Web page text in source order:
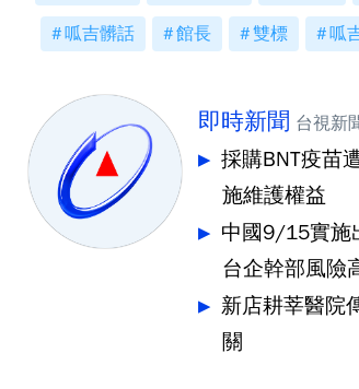
呱吉髒話 館長 雙標 呱
即時新聞 台視新
採購BNT疫苗
施維護權益
中國9/15實施
台企幹部風險
新店耕莘醫院
關